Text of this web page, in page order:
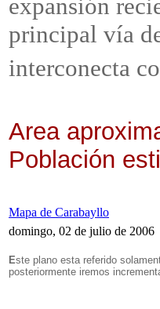
expansión
principal vía
interconecta
Area
Población
Mapa de Carabayllo
domingo, 02 de julio de 2006
Este plano esta referido
posteriormente iremos